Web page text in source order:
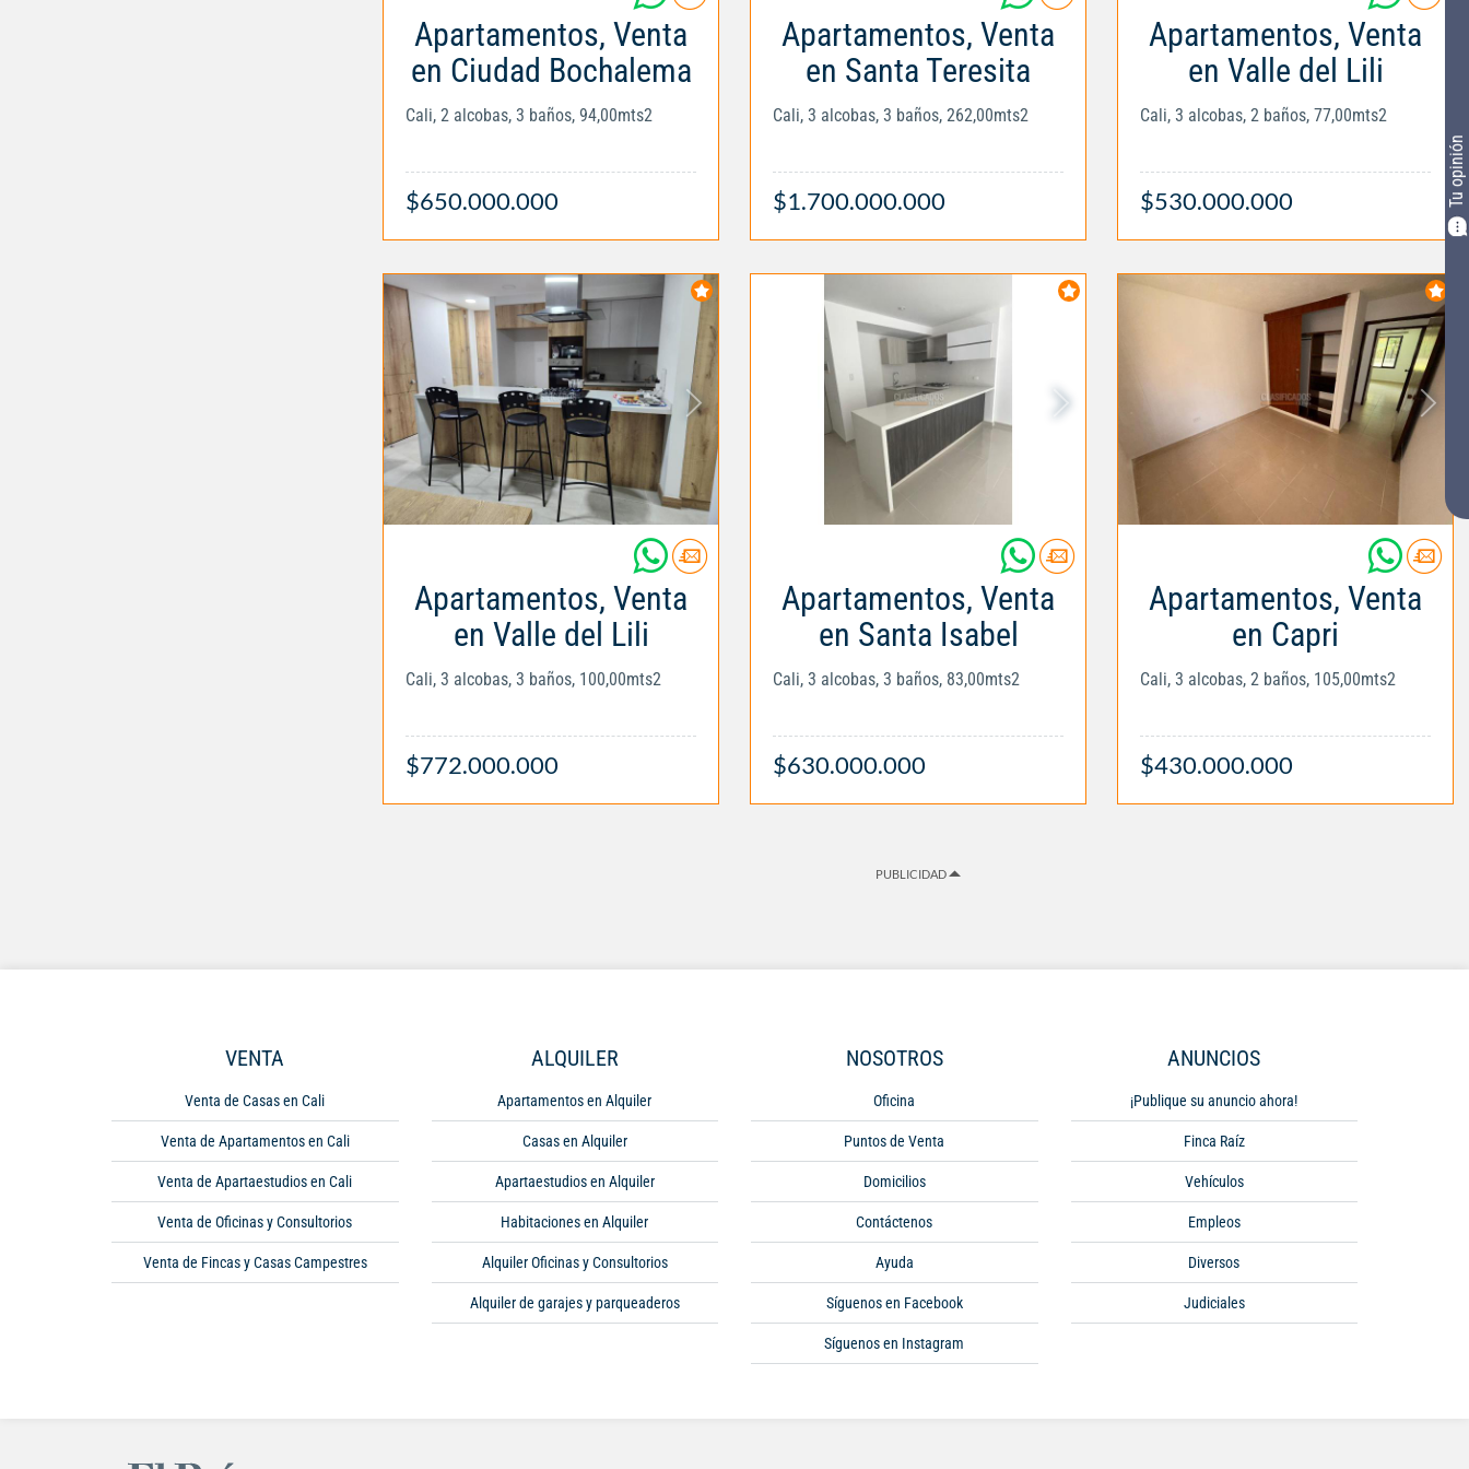
Tu opinión
Apartamentos, Venta
en Ciudad Bochalema
Cali, 2 alcobas, 3 baños, 94,00mts2
$650.000.000
Apartamentos, Venta
en Santa Teresita
Cali, 3 alcobas, 3 baños, 262,00mts2
$1.700.000.000
Apartamentos, Venta
en Valle del Lili
Cali, 3 alcobas, 2 baños, 77,00mts2
$530.000.000
Apartamentos, Venta
en Valle del Lili
Cali, 3 alcobas, 3 baños, 100,00mts2
$772.000.000
Apartamentos, Venta
en Santa Isabel
Cali, 3 alcobas, 3 baños, 83,00mts2
$630.000.000
Apartamentos, Venta
en Capri
Cali, 3 alcobas, 2 baños, 105,00mts2
$430.000.000
PUBLICIDAD
VENTA
Venta de Casas en Cali
Venta de Apartamentos en Cali
Venta de Apartaestudios en Cali
Venta de Oficinas y Consultorios
Venta de Fincas y Casas Campestres
ALQUILER
Apartamentos en Alquiler
Casas en Alquiler
Apartaestudios en Alquiler
Habitaciones en Alquiler
Alquiler Oficinas y Consultorios
Alquiler de garajes y parqueaderos
NOSOTROS
Oficina
Puntos de Venta
Domicilios
Contáctenos
Ayuda
Síguenos en Facebook
Síguenos en Instagram
ANUNCIOS
¡Publique su anuncio ahora!
Finca Raíz
Vehículos
Empleos
Diversos
Judiciales